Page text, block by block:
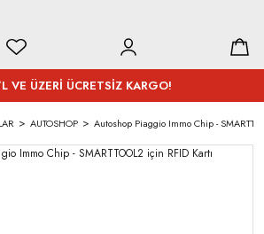
VE ÜZERİ ÜCRETSİZ KARGO!
AUTOSHOP Autoshop Piaggio Immo Chip -